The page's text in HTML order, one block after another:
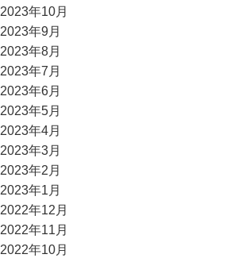
2023年10月
2023年9月
2023年8月
2023年7月
2023年6月
2023年5月
2023年4月
2023年3月
2023年2月
2023年1月
2022年12月
2022年11月
2022年10月